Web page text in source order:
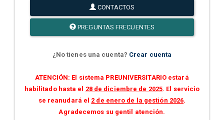
CONTACTOS
PREGUNTAS FRECUENTES
¿No tienes una cuenta? Crear cuenta
ATENCIÓN: El sistema PREUNIVERSITARIO estará
habilitado hasta el 28 de diciembre de 2025. El servicio
se reanudará el 2 de enero de la gestión 2026.
Agradecemos su gentil atención.